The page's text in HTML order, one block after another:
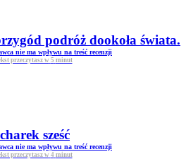
podróż dookoła świata.
nie ma wpływu na treść recenzji
przeczytasz w 5 minut
sześć
nie ma wpływu na treść recenzji
przeczytasz w 4 minut